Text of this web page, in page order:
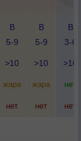
В
5-9
В
5-9
В
3-6
>10 >10 >10
жара жара нет
нет нет нет